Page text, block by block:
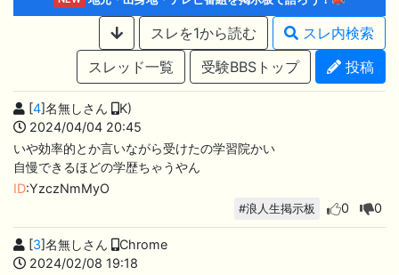
スレを1から読む
スレ内検索
スレッド一覧
受験BBSトップ 投稿
[4]名無しさん
K)
2024/04/04 20:45
いや効率的とか言いながら受けたの学習院かい
自慢できるほどの学歴ちゃうやん
ID:YzczNmMyO
#浪人生掲示板 0 0
[3]名無しさん
Chrome
2024/02/08 19:18